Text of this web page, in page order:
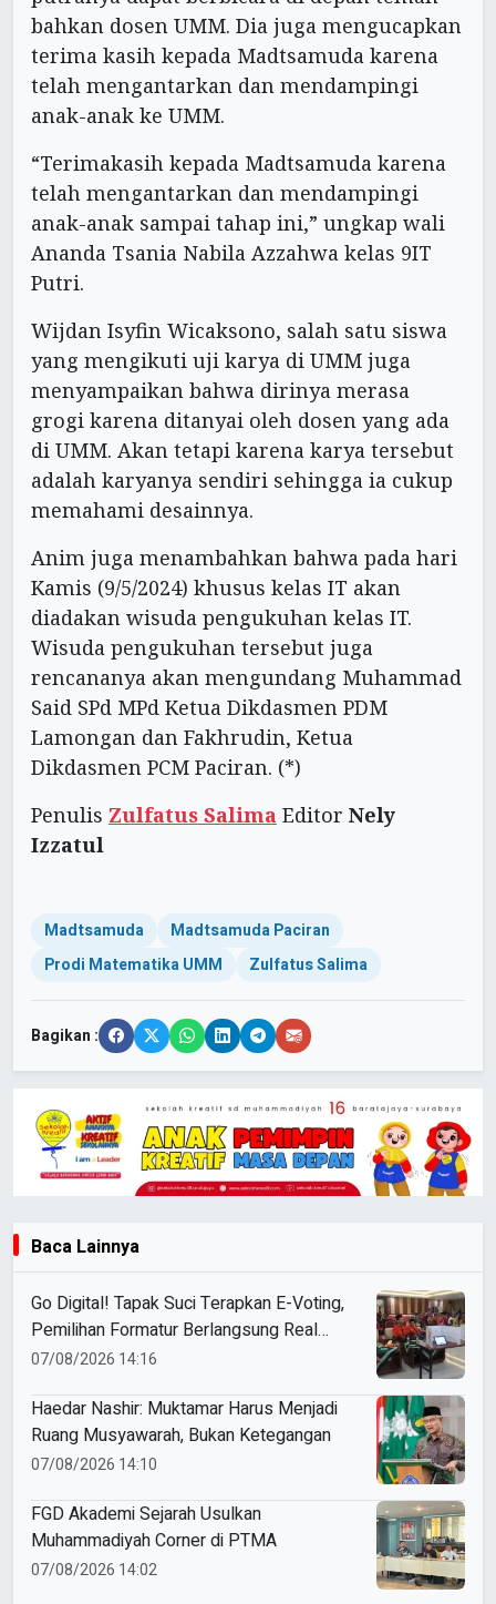
bahkan dosen UMM. Dia juga mengucapkan
terima kasih kepada Madtsamuda karena
telah mengantarkan dan mendampingi
anak-anak ke UMM.
“Terimakasih kepada Madtsamuda karena
telah mengantarkan dan mendampingi
anak-anak sampai tahap ini,” ungkap wali
Ananda Tsania Nabila Azzahwa kelas 9IT
Putri.
Wijdan Isyfin Wicaksono, salah satu siswa
yang mengikuti uji karya di UMM juga
menyampaikan bahwa dirinya merasa
grogi karena ditanyai oleh dosen yang ada
di UMM. Akan tetapi karena karya tersebut
adalah karyanya sendiri sehingga ia cukup
memahami desainnya.
Anim juga menambahkan bahwa pada hari
Kamis (9/5/2024) khusus kelas IT akan
diadakan wisuda pengukuhan kelas IT.
Wisuda pengukuhan tersebut juga
rencananya akan mengundang Muhammad
Said SPd MPd Ketua Dikdasmen PDM
Lamongan dan Fakhrudin, Ketua
Dikdasmen PCM Paciran. (*)
Penulis Zulfatus Salima Editor Nely
Izzatul
Madtsamuda
Madtsamuda Paciran
Prodi Matematika UMM
Zulfatus Salima
Bagikan :
Baca Lainnya
Go Digital! Tapak Suci Terapkan E-Voting,
Pemilihan Formatur Berlangsung Real
Time
07/08/2026 14:16
Haedar Nashir: Muktamar Harus Menjadi
Ruang Musyawarah, Bukan Ketegangan
07/08/2026 14:10
FGD Akademi Sejarah Usulkan
Muhammadiyah Corner di PTMA
07/08/2026 14:02